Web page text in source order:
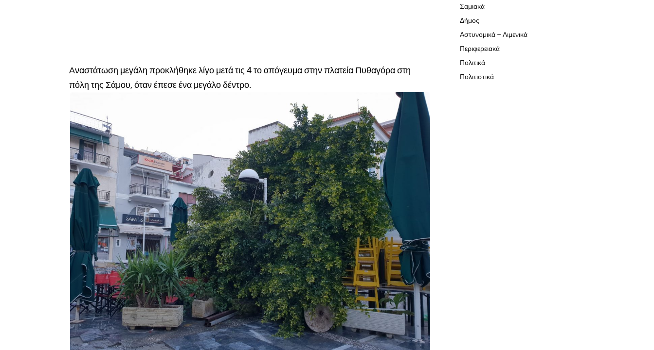
Αναστάτωση μεγάλη προκλήθηκε λίγο μετά τις 4 το απόγευμα στην πλατεία Πυθαγόρα στη
πόλη της Σάμου, όταν έπεσε ένα μεγάλο δέντρο.
Σαμιακά
Δήμος
Αστυνομικά – Λιμενικά
Περιφερειακά
Πολιτικά
Πολιτιστικά